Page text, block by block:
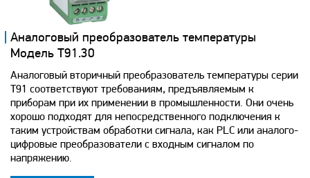
Аналоговый преобразователь температуры
Модель T91.30
Аналоговый вторичный преобразователь температуры серии
Т91 соответствуют требованиям, предъявляемым к
приборам при их применении в промышленности. Они очень
хорошо подходят для непосредственного подключения к
таким устройствам обработки сигнала, как PLC или аналого-
цифровые преобразователи с входным сигналом по
напряжению.